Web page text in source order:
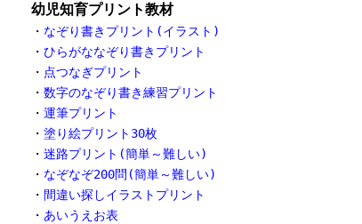
幼児知育プリント教材
・ なぞり書きプリント(イラスト)
・ ひらがななぞり書きプリント
・ 点つなぎプリント
・ 数字のなぞり書き練習プリント
・ 運筆プリント
・ 塗り絵プリント30枚
・ 迷路プリント(簡単～難しい)
・ なぞなぞ200問(簡単～難しい)
・ 間違い探しイラストプリント
・ あいうえお表